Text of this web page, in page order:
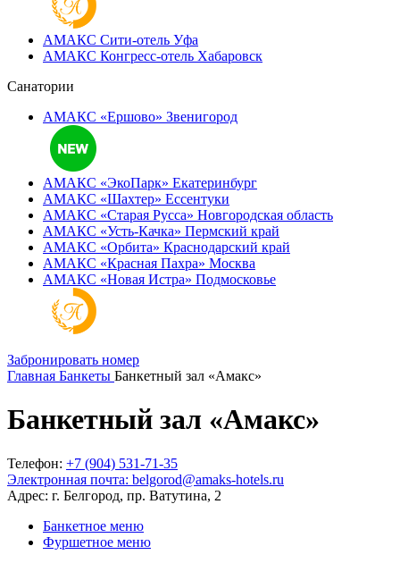
АМАКС Сити-отель Уфа
АМАКС Конгресс-отель Хабаровск
Санатории
АМАКС «Ершово» Звенигород
АМАКС «ЭкоПарк» Екатеринбург
АМАКС «‎Шахтер» Ессентуки
АМАКС «‎Старая Русса» Новгородская область
АМАКС «‎Усть-Качка» Пермский край
АМАКС «‎Орбита» Краснодарский край
АМАКС «‎Красная Пахра» Москва
АМАКС «‎Новая Истра» Подмосковье
Забронировать номер
Главная Банкеты Банкетный зал «Амакс»
Банкетный зал «Амакс»
Телефон: +7 (904) 531-71-35
Электронная почта: belgorod@amaks-hotels.ru
Адрес: г. Белгород, пр. Ватутина, 2
Банкетное меню
Фуршетное меню